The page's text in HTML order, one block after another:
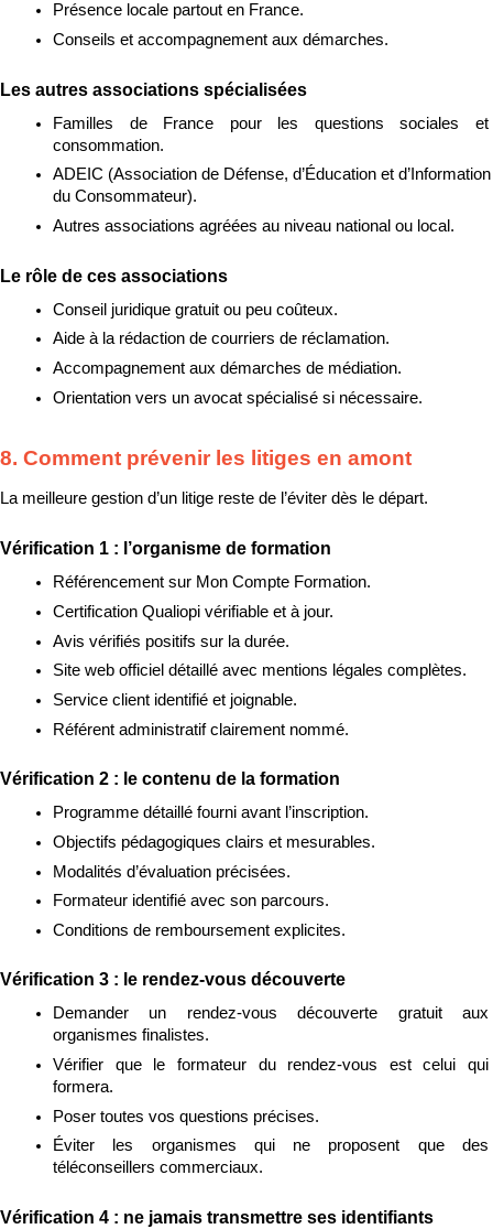
Présence locale partout en France.
Conseils et accompagnement aux démarches.
Les autres associations spécialisées
Familles de France pour les questions sociales et
consommation.
ADEIC (Association de Défense, d’Éducation et d’Information
du Consommateur).
Autres associations agréées au niveau national ou local.
Le rôle de ces associations
Conseil juridique gratuit ou peu coûteux.
Aide à la rédaction de courriers de réclamation.
Accompagnement aux démarches de médiation.
Orientation vers un avocat spécialisé si nécessaire.
8. Comment prévenir les litiges en amont
La meilleure gestion d’un litige reste de l’éviter dès le départ.
Vérification 1 : l’organisme de formation
Référencement sur Mon Compte Formation.
Certification Qualiopi vérifiable et à jour.
Avis vérifiés positifs sur la durée.
Site web officiel détaillé avec mentions légales complètes.
Service client identifié et joignable.
Référent administratif clairement nommé.
Vérification 2 : le contenu de la formation
Programme détaillé fourni avant l’inscription.
Objectifs pédagogiques clairs et mesurables.
Modalités d’évaluation précisées.
Formateur identifié avec son parcours.
Conditions de remboursement explicites.
Vérification 3 : le rendez-vous découverte
Demander un rendez-vous découverte gratuit aux
organismes finalistes.
Vérifier que le formateur du rendez-vous est celui qui
formera.
Poser toutes vos questions précises.
Éviter les organismes qui ne proposent que des
téléconseillers commerciaux.
Vérification 4 : ne jamais transmettre ses identifiants